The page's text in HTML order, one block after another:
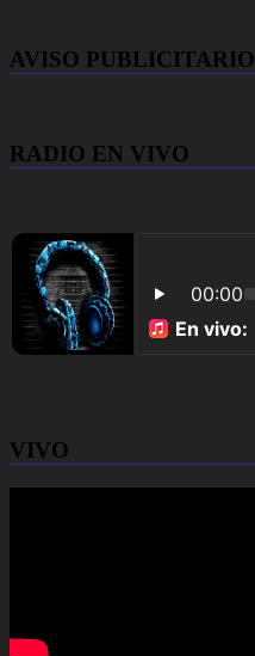
AVISO PUBLICITARIO
RADIO EN VIVO
VIVO